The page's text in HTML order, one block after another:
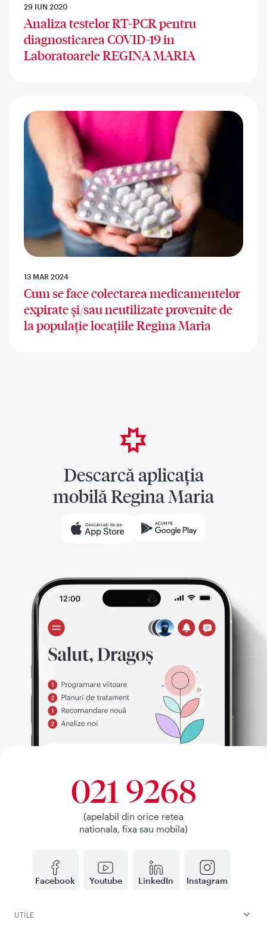
29 IUN 2020
Analiza testelor RT-PCR pentru
diagnosticarea COVID-19 in
Laboratoarele REGINA MARIA
13 MAR 2024
Cum se face colectarea medicamentelor
expirate și/sau neutilizate provenite de
la populație locațiile Regina Maria
Descarcă aplicația
mobilă Regina Maria
Facebook Youtube LinkedIn Instagram
021 9268
(apelabil din orice retea
nationala, fixa sau mobila)
UTILE